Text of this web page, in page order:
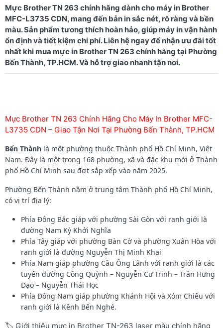
Mực Brother TN 263 chính hãng dành cho máy in Brother
MFC-L3735 CDN, mang đến bản in sắc nét, rõ ràng và bền
màu. Sản phẩm tương thích hoàn hảo, giúp máy in vận hành
ổn định và tiết kiệm chi phí. Liên hệ ngay để nhận ưu đãi tốt
nhất khi mua mực in Brother TN 263 chính hãng tại Phường
Mực Brother TN 263 Chính Hãng Cho Máy In Brother MFC-
L3735 CDN – Giao Tận Nơi Tại Phường Bến Thành, TP.HCM
Bến Thành là một phường thuộc Thành phố Hồ Chí Minh, Việt
Nam. Đây là một trong 168 phường, xã và đặc khu mới ở Thành
phố Hồ Chí Minh sau đợt sắp xếp vào năm 2025.
Phường Bến Thành nằm ở trung tâm Thành phố Hồ Chí Minh,
có vị trí địa lý:
Phía Đông Bắc giáp với phường Sài Gòn với ranh giới là
đường Nam Kỳ Khởi Nghĩa
Phía Tây giáp với phường Bàn Cờ và phường Xuân Hòa với
ranh giới là đường Nguyễn Thị Minh Khai
Phía Nam giáp phường Cầu Ông Lãnh với ranh giới là các
tuyến đường Cống Quỳnh – Nguyễn Cư Trinh – Trần Hưng
Đạo – Nguyễn Thái Học
Phía Đông Nam giáp phường Khánh Hội và Xóm Chiếu với
ranh giới là Kênh Bến Nghé.
🏷️ Giới thiệu mực in Brother TN-263 laser màu chính hãng